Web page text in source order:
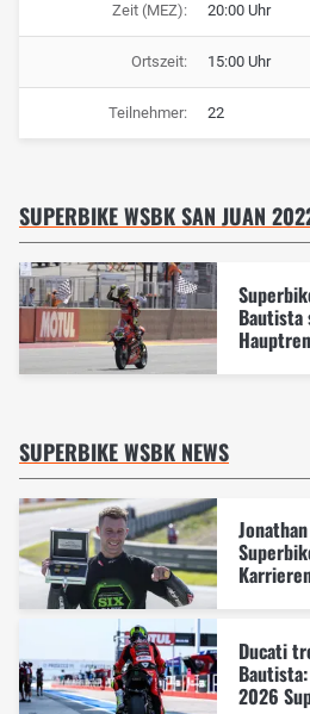
Zeit (MEZ): 20:00 Uhr
Ortszeit: 15:00 Uhr
Teilnehmer: 22
SUPERBIKE WSBK SAN JUAN
Bautista
SUPERBIKE WSBK NEWS
Ducati
2026